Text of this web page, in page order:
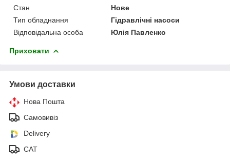
Стан
Нове
Тип обладнання
Гідравлічні насоси
Відповідальна особа
Юлія Павленко
Приховати
Умови доставки
Нова Пошта
Самовивіз
Delivery
САТ